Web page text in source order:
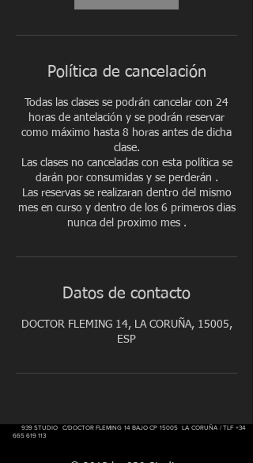
Política de cancelación
Todas las clases se podrán cancelar con 24
horas de antelación y se podrán reservar
como máximo hasta 8 horas antes de dicha
clase.
Las clases no canceladas con esta política se
darán por consumidas y se perderán .
Las reservas se realizaran dentro del mismo
mes en curso y dentro de los 6 primeros dias
Datos de contacto
DOCTOR FLEMING 14, LA CORUÑA, 15005,
ESP
939 STUDIO C/DOCTOR FLEMING 14 BAJO CP 15005 LA CORUÑA / TLF +34
665 619 113